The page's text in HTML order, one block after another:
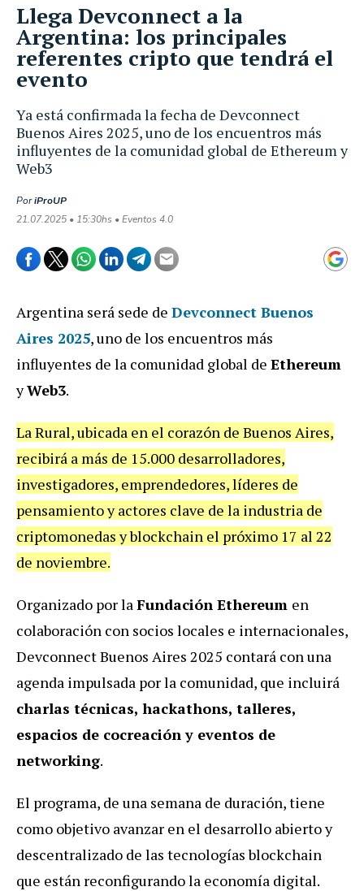
Ya está confirmada la fecha de Devconnect
Buenos Aires 2025, uno de los encuentros más
influyentes de la comunidad global de Ethereum y
Web3
PoriProUP
21.07.2025 • 15:30hs • Eventos 4.0
Llega Devconnect a la
Argentina: los principales
referentes cripto que tendrá el
evento
Argentina será sede de Devconnect Buenos
Aires 2025, uno de los encuentros más
influyentes de la comunidad global de Ethereum
yWeb3.
La Rural, ubicada en el corazón de Buenos Aires,
recibirá a más de 15.000 desarrolladores,
investigadores, emprendedores, líderes de
pensamiento y actores clave de la industria de
criptomonedas y blockchain el próximo 17 al 22
de noviembre.
Organizado por laFundación Ethereum en
colaboración con socios locales e internacionales,
Devconnect Buenos Aires 2025 contará con una
agenda impulsada por la comunidad, que incluirá
charlas técnicas, hackathons, talleres,
espacios de cocreación y eventos de
networking.
El programa, de una semana de duración, tiene
como objetivo avanzar en el desarrollo abierto y
descentralizado de las tecnologías blockchain
que están reconfigurando la economía digital.